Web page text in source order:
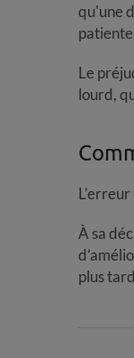
qu'une
Le
lourd,
À sa
plus